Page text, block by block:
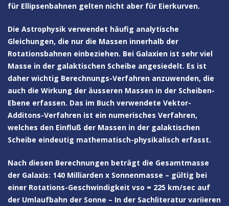
für Ellipsenbahnen gelten nicht aber für Eierkurven.
Die Astrophysik verwendet häufig analytische
Gleichungen, die nur die Massen innerhalb der
Rotationsbahnen einbeziehen. Bei Galaxien ist sehr viel
Masse in der galaktischen Scheibe angesiedelt. Es ist
daher wichtig Berechnungs-Verfahren anzuwenden, die
auch die Wirkung der äusseren Massen in der Scheiben-
Ebene erfassen. Das im Buch verwendete Vektor-
Additons-Verfahren ist ein numerisches Verfahren,
welches den Einfluß der Massen in der galaktischen
Scheibe eindeutig mathematisch-physikalisch erfasst.
Nach diesen Berechnungen beträgt die Gesamtmasse
der Galaxis: 140 Milliarden x Sonnenmasse – gültig bei
einer Rotations-Geschwindigkeit vso = 225 km/sec auf
der Umlaufbahn der Sonne – In der Sachliteratur variieren